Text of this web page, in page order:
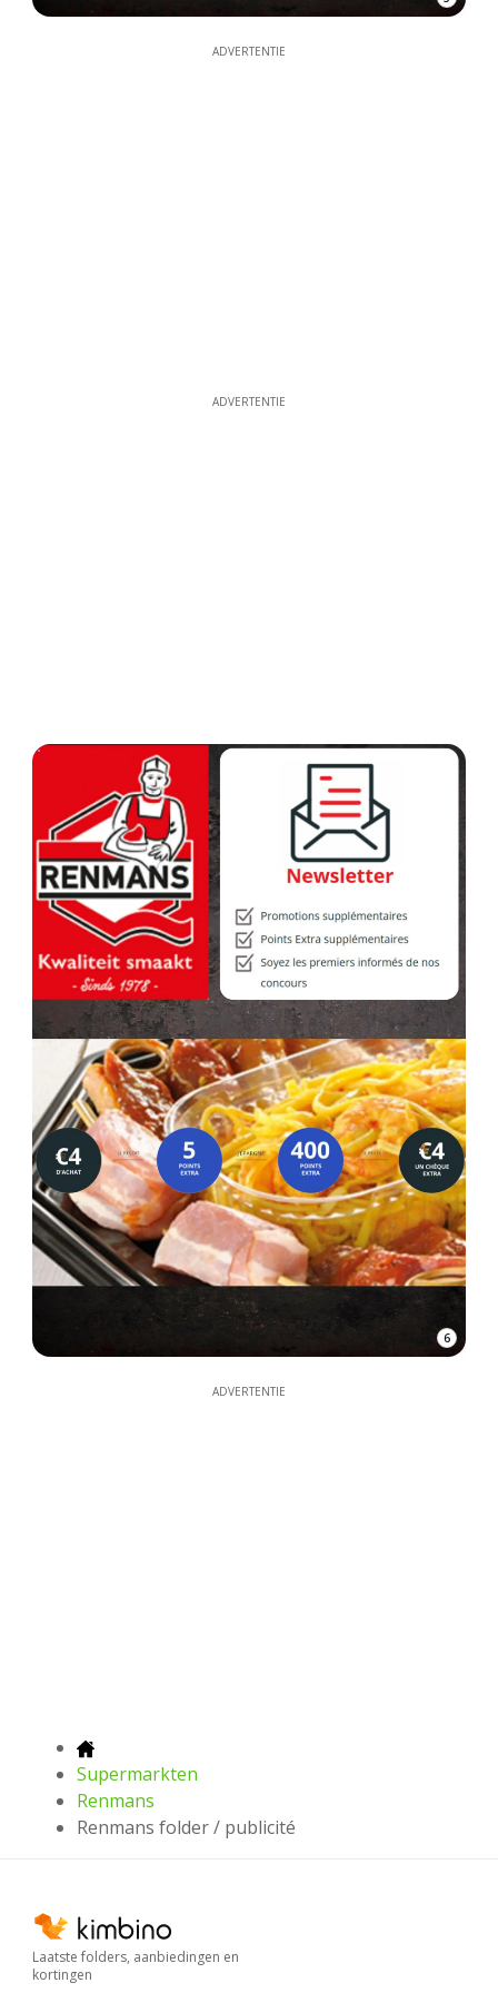
ADVERTENTIE
ADVERTENTIE
6
ADVERTENTIE
Supermarkten
Renmans
Renmans folder / publicité
Laatste folders, aanbiedingen en
kortingen